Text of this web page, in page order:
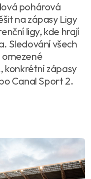
pohárová
na zápasy Ligy
ligy, kde hrají
Sledování všech
omezené
konkrétní zápasy
Canal Sport 2.